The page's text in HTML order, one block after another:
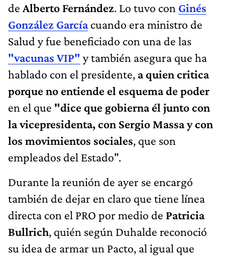
de Alberto Fernández. Lo tuvo con Ginés
González Garcíacuando era ministro de
Salud y fue beneficiado con una de las
"vacunas VIP" y también asegura que ha
hablado con el presidente, a quien critica
porque no entiende el esquema de poder
en el que "dice que gobierna él junto con
la vicepresidenta, con Sergio Massa y con
los movimientos sociales, que son
empleados del Estado".
Durante la reunión de ayer se encargó
también de dejar en claro que tiene línea
directa con el PRO por medio de Patricia
Bullrich, quién según Duhalde reconoció
su idea de armar un Pacto, al igual que